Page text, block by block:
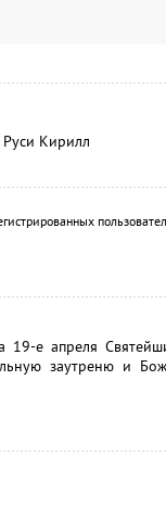
Кирилл
е апреля
заутреню и